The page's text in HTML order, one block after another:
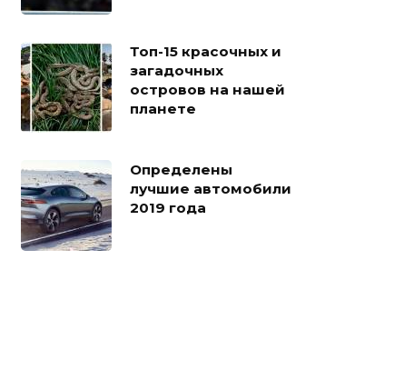
Топ-15 красочных и
загадочных
островов на нашей
планете
Определены
лучшие автомобили
2019 года